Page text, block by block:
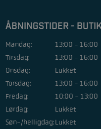
ÅBNINGSTIDER -
Mandag:
13:00 - 16:00
Tirsdag:
13:00 - 16:00
Onsdag:
Lukket
Torsdag:
13:00 - 16:00
Fredag:
10:00 - 13:00
Lørdag:
Lukket
Søn-/helligdag:Lukket